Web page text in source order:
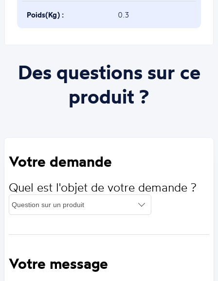
Poids(Kg) : 0.3
Des questions sur ce
produit ?
Votre demande
Quel est l'objet de votre demande ?
Votre message